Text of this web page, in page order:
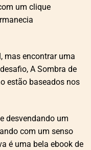
um clique
mas encontrar uma
A Sombra de
estão baseados nos
desvendando um
com um senso
é uma bela ebook de